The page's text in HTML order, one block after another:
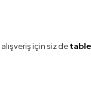
için siz de